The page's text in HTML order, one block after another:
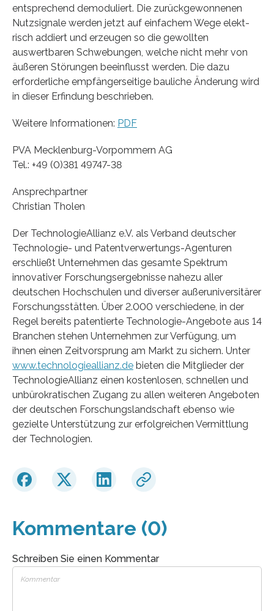
entsprechend demoduliert. Die zurückgewonnenen
Nutzsignale werden jetzt auf einfachem Wege elekt-
risch addiert und erzeugen so die gewollten
auswertbaren Schwebungen, welche nicht mehr von
äußeren Störungen beeinflusst werden. Die dazu
erforderliche empfängerseitige bauliche Änderung wird
in dieser Erfindung beschrieben.
Weitere Informationen: PDF
PVA Mecklenburg-Vorpommern AG
Tel.: +49 (0)381 49747-38
Ansprechpartner
Christian Tholen
Der TechnologieAllianz e.V. als Verband deutscher
Technologie- und Patentverwertungs-Agenturen
erschließt Unternehmen das gesamte Spektrum
innovativer Forschungsergebnisse nahezu aller
deutschen Hochschulen und diverser außeruniversitärer
Forschungsstätten. Über 2.000 verschiedene, in der
Regel bereits patentierte Technologie-Angebote aus 14
Branchen stehen Unternehmen zur Verfügung, um
ihnen einen Zeitvorsprung am Markt zu sichern. Unter
www.technologieallianz.de bieten die Mitglieder der
TechnologieAllianz einen kostenlosen, schnellen und
unbürokratischen Zugang zu allen weiteren Angeboten
der deutschen Forschungslandschaft ebenso wie
gezielte Unterstützung zur erfolgreichen Vermittlung
der Technologien.
Kommentare (0)
Schreiben Sie einen Kommentar